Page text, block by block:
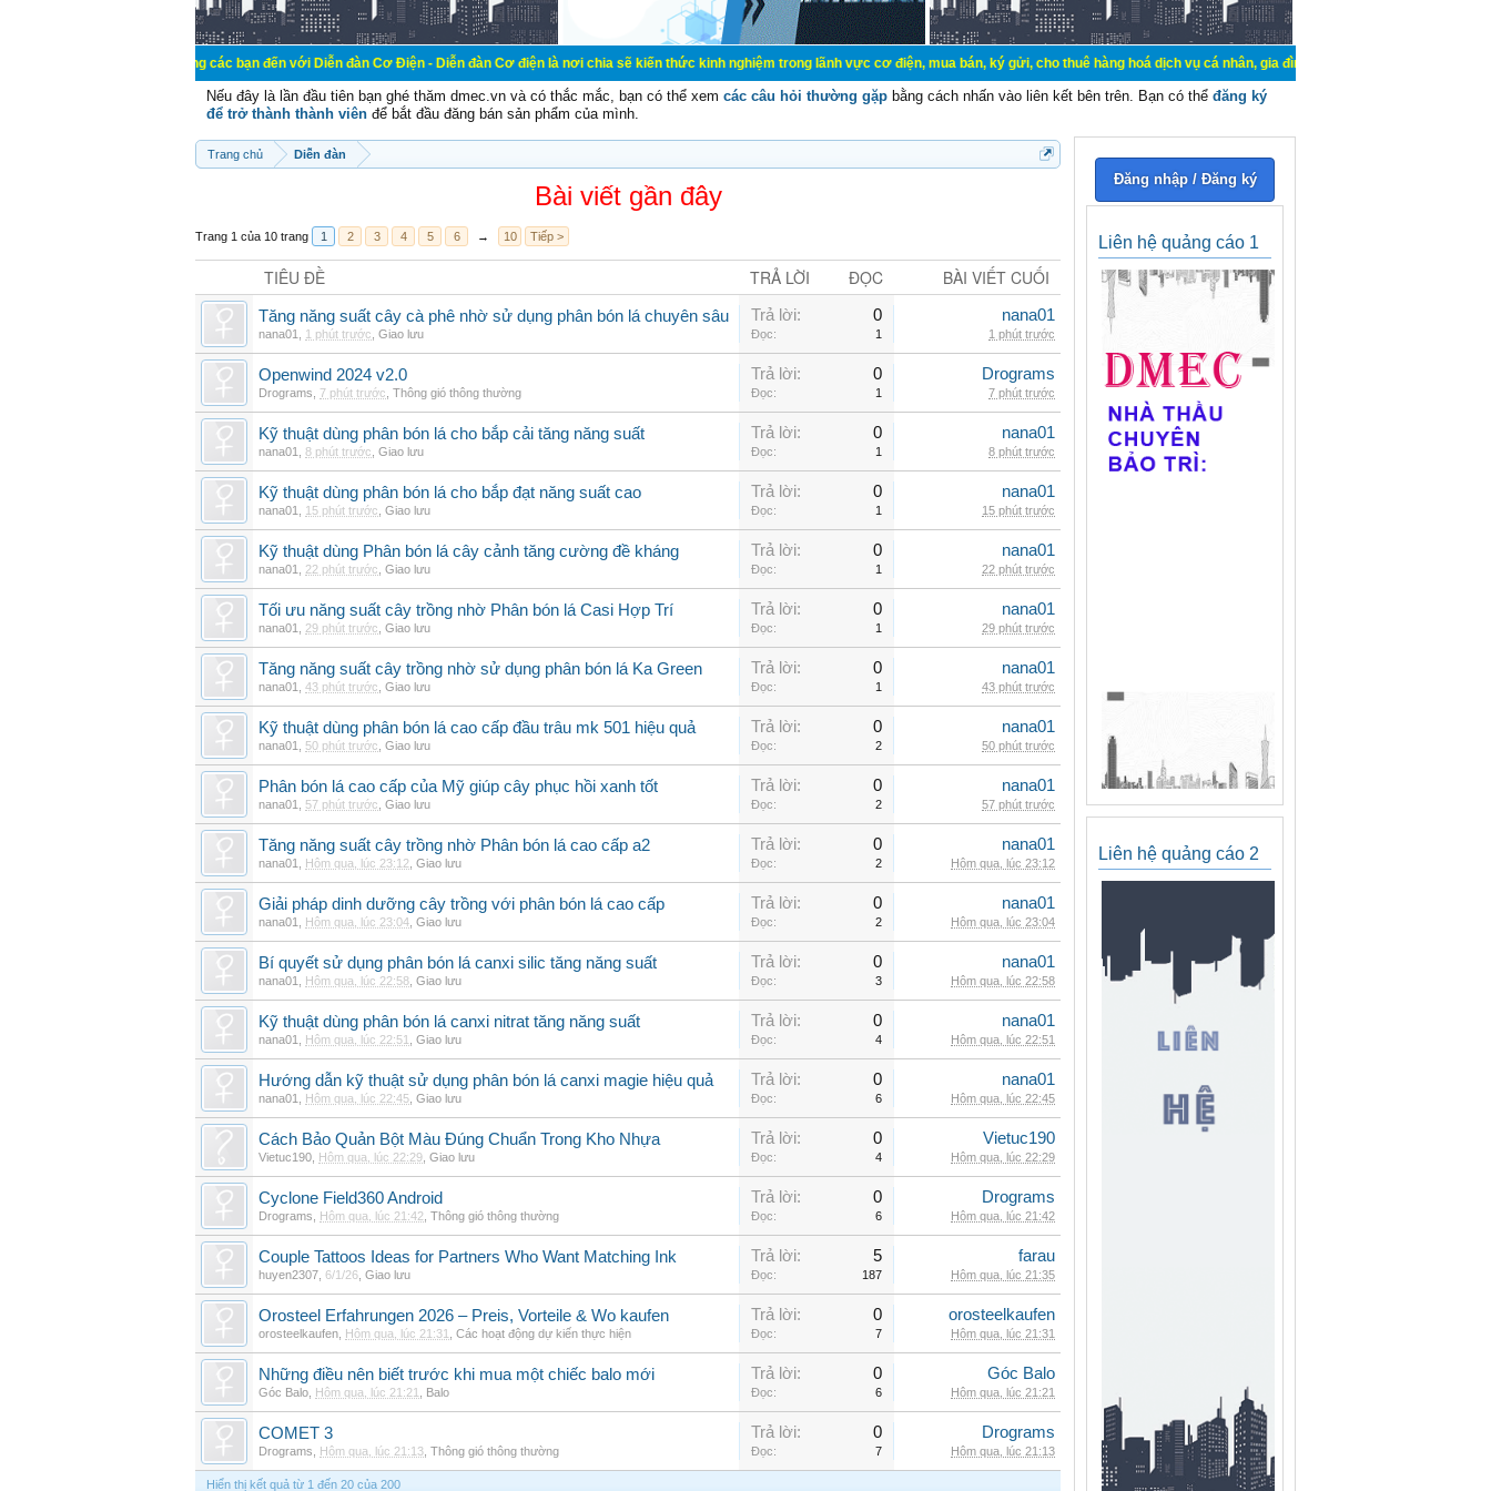
Chào mừng các bạn đến với Diễn đàn Cơ Điện - Diễn đàn Cơ điện là nơi chia sẽ kiến thức kinh nghiệm trong lãnh vực cơ điện, mua bán, ký gửi, cho thuê hàng hoá dịch vụ cá nhân, gia đình. Mua bán, ký gửi, cho thuê thiết bị
Nếu đây là lần đầu tiên bạn ghé thăm dmec.vn và có thắc mắc, bạn có thể xem các câu hỏi thường gặp bằng cách nhấn vào liên kết bên trên. Bạn có thể đăng ký
để trở thành thành viên để bắt đầu đăng bán sản phẩm của mình.
Trang chủ Diễn đàn
Bài viết gần đây
Trang 1 của 10 trang 1 2 3 4 5 6 → 10 Tiếp >
TIÊU ĐỀ TRẢ LỜI ĐỌC BÀI VIẾT CUỐI
Tăng năng suất cây cà phê nhờ sử dụng phân bón lá chuyên sâu
nana01 1 phút trước Giao lưu
Trả lời: 0
Đọc: 1
nana01
1 phút trước
Openwind 2024 v2.0
Drograms 7 phút trước Thông gió thông thường
Trả lời: 0
Đọc: 1
Drograms
7 phút trước
Kỹ thuật dùng phân bón lá cho bắp cải tăng năng suất
nana01 8 phút trước Giao lưu
Trả lời: 0
Đọc: 1
nana01
8 phút trước
Kỹ thuật dùng phân bón lá cho bắp đạt năng suất cao
nana01 15 phút trước Giao lưu
Trả lời: 0
Đọc: 1
nana01
15 phút trước
Kỹ thuật dùng Phân bón lá cây cảnh tăng cường đề kháng
nana01 22 phút trước Giao lưu
Trả lời: 0
Đọc: 1
nana01
22 phút trước
Tối ưu năng suất cây trồng nhờ Phân bón lá Casi Hợp Trí
nana01 29 phút trước Giao lưu
Trả lời: 0
Đọc: 1
nana01
29 phút trước
Tăng năng suất cây trồng nhờ sử dụng phân bón lá Ka Green
nana01 43 phút trước Giao lưu
Trả lời: 0
Đọc: 1
nana01
43 phút trước
Kỹ thuật dùng phân bón lá cao cấp đầu trâu mk 501 hiệu quả
nana01 50 phút trước Giao lưu
Trả lời: 0
Đọc: 2
nana01
50 phút trước
Phân bón lá cao cấp của Mỹ giúp cây phục hồi xanh tốt
nana01 57 phút trước Giao lưu
Trả lời: 0
Đọc: 2
nana01
57 phút trước
Tăng năng suất cây trồng nhờ Phân bón lá cao cấp a2
nana01 Hôm qua, lúc 23:12 Giao lưu
Trả lời: 0
Đọc: 2
nana01
Hôm qua, lúc 23:12
Giải pháp dinh dưỡng cây trồng với phân bón lá cao cấp
nana01 Hôm qua, lúc 23:04 Giao lưu
Trả lời: 0
Đọc: 2
nana01
Hôm qua, lúc 23:04
Bí quyết sử dụng phân bón lá canxi silic tăng năng suất
nana01 Hôm qua, lúc 22:58 Giao lưu
Trả lời: 0
Đọc: 3
nana01
Hôm qua, lúc 22:58
Kỹ thuật dùng phân bón lá canxi nitrat tăng năng suất
nana01 Hôm qua, lúc 22:51 Giao lưu
Trả lời: 0
Đọc: 4
nana01
Hôm qua, lúc 22:51
Hướng dẫn kỹ thuật sử dụng phân bón lá canxi magie hiệu quả
nana01 Hôm qua, lúc 22:45 Giao lưu
Trả lời: 0
Đọc: 6
nana01
Hôm qua, lúc 22:45
Cách Bảo Quản Bột Màu Đúng Chuẩn Trong Kho Nhựa
Vietuc190 Hôm qua, lúc 22:29 Giao lưu
Trả lời: 0
Đọc: 4
Vietuc190
Hôm qua, lúc 22:29
Cyclone Field360 Android
Drograms Hôm qua, lúc 21:42 Thông gió thông thường
Trả lời: 0
Đọc: 6
Drograms
Hôm qua, lúc 21:42
Couple Tattoos Ideas for Partners Who Want Matching Ink
huyen2307 6/1/26 Giao lưu
Trả lời: 5
Đọc: 187
farau
Hôm qua, lúc 21:35
Orosteel Erfahrungen 2026 – Preis, Vorteile & Wo kaufen
orosteelkaufen Hôm qua, lúc 21:31 Các hoạt động dự kiến thực hiện
Trả lời: 0
Đọc: 7
orosteelkaufen
Hôm qua, lúc 21:31
Những điều nên biết trước khi mua một chiếc balo mới
Góc Balo Hôm qua, lúc 21:21 Balo
Trả lời: 0
Đọc: 6
Góc Balo
Hôm qua, lúc 21:21
COMET 3
Drograms Hôm qua, lúc 21:13 Thông gió thông thường
Trả lời: 0
Đọc: 7
Drograms
Hôm qua, lúc 21:13
Hiển thị kết quả từ 1 đến 20 của 200
Đăng nhập / Đăng ký
Liên hệ quảng cáo 1
Liên hệ quảng cáo 2